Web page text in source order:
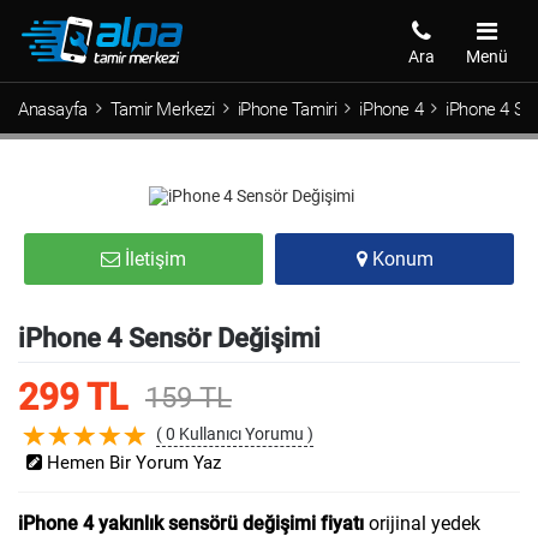
Menü
Ara
Anasayfa Tamir Merkezi iPhone Tamiri iPhone 4 iPhone 4
İletişim Konum
iPhone 4 Sensör Değişimi
299 TL 159 TL
( 0 Kullanıcı Yorumu )
Hemen Bir Yorum Yaz
iPhone 4 yakınlık sensörü değişimi fiyatı orijinal yedek